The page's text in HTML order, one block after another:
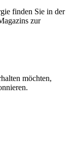
finden Sie in der
zur
möchten,